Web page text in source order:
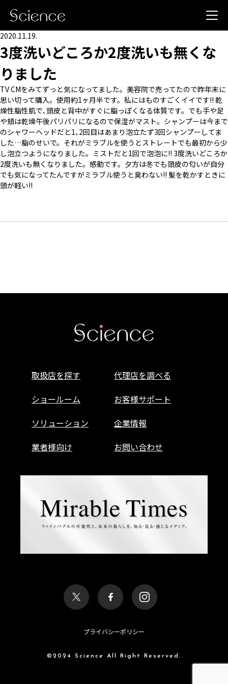
2020.11.19.
3度洗いどころか2度洗いも無くな
りました
TV CMをみてずっと気になってました。美容院で売ってたので昨年末に
思い切って購入。使用約1ヶ月半です。私にはものすごくイイです!! 乾
燥性脂性肌で､頭皮と背中がすぐに脂っぽくなる体質です。でも手や足
や頬は乾燥午後パリパリになるので保湿がマスト。シャンプーは今まで
のシャワーヘッドだと1､2回目はあまり泡立たず3回シャンプーしてま
した…脂のせいで。それがミラブルを使うとストレートでも最初から少
し泡立つようになりました。ミストだと1回で泡泡に!! 3度洗いどころか
2度洗いも無くなりました。感動です。夕方は冬でも頭皮の匂いが自分
でも気になってたんですがミラブル使うと臭わない!! 髪を乾かすときに
頭が軽い!!
取扱店を探す
代理店を調べる
ショールーム
お客様サポート
ソリューション
企業情報
業者様向け
お問い合わせ
プライバシーポリシー
©2024 Science All Right Reserved.